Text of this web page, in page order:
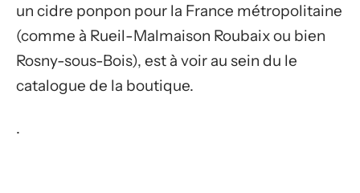
un cidre ponpon pour la France métropolitaine
(comme à Rueil-Malmaison Roubaix ou bien
Rosny-sous-Bois), est à voir au sein du le
catalogue de la boutique.
.